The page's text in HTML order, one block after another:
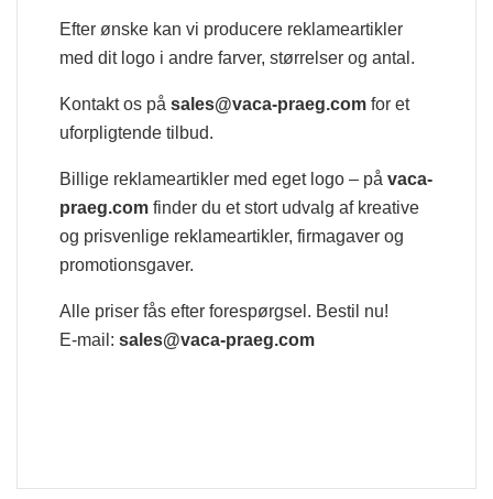
Efter ønske kan vi producere reklameartikler
med dit logo i andre farver, størrelser og antal.
Kontakt os påsales@vaca-praeg.com for et
uforpligtende tilbud.
Billige reklameartikler med eget logo – påvaca-
praeg.com finder du et stort udvalg af kreative
og prisvenlige reklameartikler, firmagaver og
promotionsgaver.
Alle priser fås efter forespørgsel. Bestil nu!
E-mail:sales@vaca-praeg.com